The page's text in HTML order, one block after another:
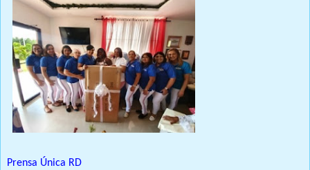
Prensa Única RD